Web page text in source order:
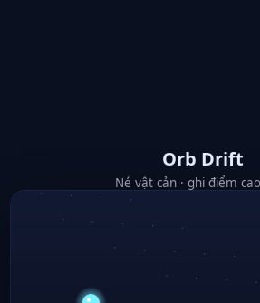
Orb Drift
Né vật cản · ghi điểm